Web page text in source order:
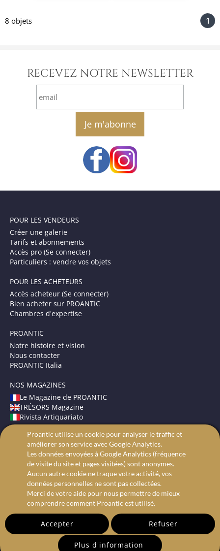
8 objets 1
RECEVEZ NOTRE NEWSLETTER
email
POUR LES VENDEURS
Créer une galerie
Tarifs et abonnements
Accès pro (Se connecter)
Particuliers : vendre vos objets
POUR LES ACHETEURS
Accès acheteur (Se connecter)
Bien acheter sur PROANTIC
Chambres d'expertise
PROANTIC
Notre histoire et vision
Nous contacter
PROANTIC Italia
NOS MAGAZINES
Le Magazine de PROANTIC
TRÉSORS Magazine
Rivista Artiquariato
CONDITIONS GÉNÉRALES
Mentions légales
Protection des données
Recherche avancée
Proantic utilise un cookie pour analyser le traffic et
améliorer son service avec Google Analytics.
Les données envoyées à Google Analytics (fréquence
de visite du site et pages visitées) sont anonymes.
Aucun autre cookie ne traque votre activité, vos
données personnelles ne sont pas collectées.
Merci de votre aide pour nous permettre de mieux
comprendre comment Proantic est utilisé.
Accepter Refuser